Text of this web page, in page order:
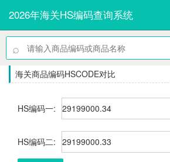
2026年海关HS编码查询系统
⌕
海关商品编码HSCODE对比
HS编码一:
HS编码二: